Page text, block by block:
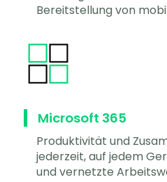
Bereitstellung von
Microsoft 365
Produktivität und
jederzeit, auf jedem
und vernetzte